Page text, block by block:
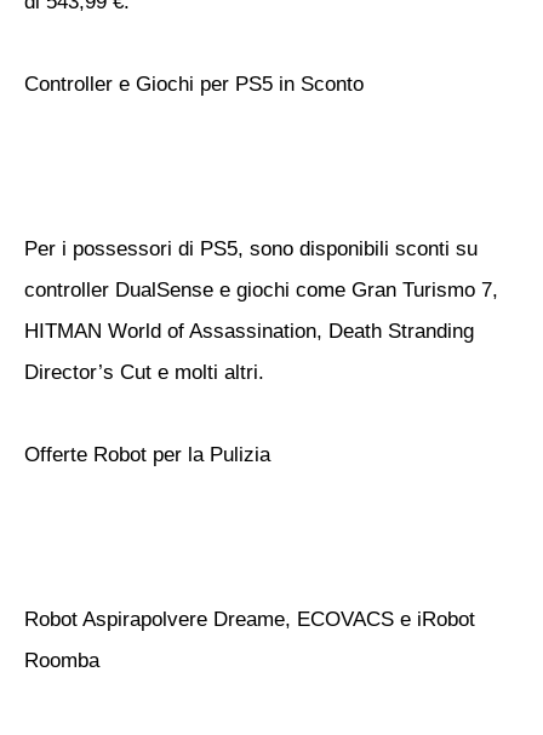
Controller e Giochi per PS5 in Sconto
Per i possessori di PS5, sono disponibili sconti su
controller DualSense e giochi come Gran Turismo 7,
HITMAN World of Assassination, Death Stranding
Director’s Cut e molti altri.
Offerte Robot per la Pulizia
Robot Aspirapolvere Dreame, ECOVACS e iRobot
Roomba